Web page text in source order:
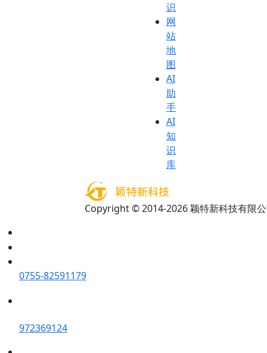
识
网
站
地
图
AI
助
手
AI
知
识
库
Copyright © 2014-2026 颖特新科技有限
0755-82591179
972369124